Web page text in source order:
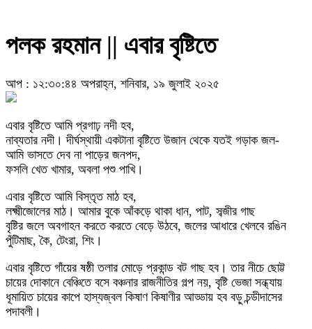
পলক রহমান || এবার বৃষ্টিতে
আপ : ১২:৩০:৪৪ অপরাহ্ন, শনিবার, ১৯ জুলাই ২০২৫
এবার বৃষ্টিতে আমি প্রগাঢ় নদী হব,
নাব্যতার নদী। দীর্ঘস্থায়ী একটানা বৃষ্টিতে উজান থেকে যতই গড়াক জল-
আমি ভাসতে দেব না পাড়ের জনপদ,
ফসলি খেত খামার, অবলা পশু পাখি।
এবার বৃষ্টিতে আমি বিস্তৃত মাঠ হব,
লক্ষ্মীজোলের মাঠ। আমার বুকে আঁকড়ে থাকা ধান, পাট, সব্জীর গাছ
বৃষ্টির জলে অবগাহন করতে করতে বেড়ে উঠবে, জলের আধারে খেলবে রঙিন
পুঁটিমাছ, কৈ, টেংরা, শিং।
এবার বৃষ্টিতে গাঁয়ের ষষ্ঠী তলার মোড়ে প্রকান্ড বট গাছ হব। তার নীচে ছোট্ট
চায়ের দোকানে বেঞ্চিতে বসে বঞ্চনার রাজনীতির গল্প নয়, বৃষ্টি ভেজা সন্ধ্যায়
ধূমায়িত চায়ের কাপে হাস্যজ্বল কিষাণ কিষাণীর আড্ডায় হব বড়ু চন্ডীদাসের
পদাবলী।